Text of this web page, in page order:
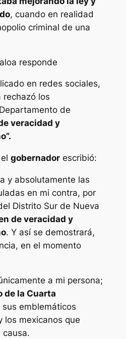
, cuando en realidad
criminal de una
responde
en redes sociales,
rechazó los
de
veracidad y
gobernadorescribió:
y absolutamente las
en mi contra, por
Distrito Sur de Nueva
de veracidad y
. Y así se demostrará,
en el momento
a mi persona;
de la Cuarta
sus emblemáticos
los mexicanos que
causa.